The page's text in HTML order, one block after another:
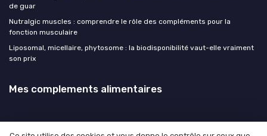
de guar
Nutralgic muscles : comprendre le rôle des compléments pour la
fonction musculaire
Liposomal, micellaire, phytosome : la biodisponibilité vaut-elle vraiment
son prix
Mes complements alimentaires